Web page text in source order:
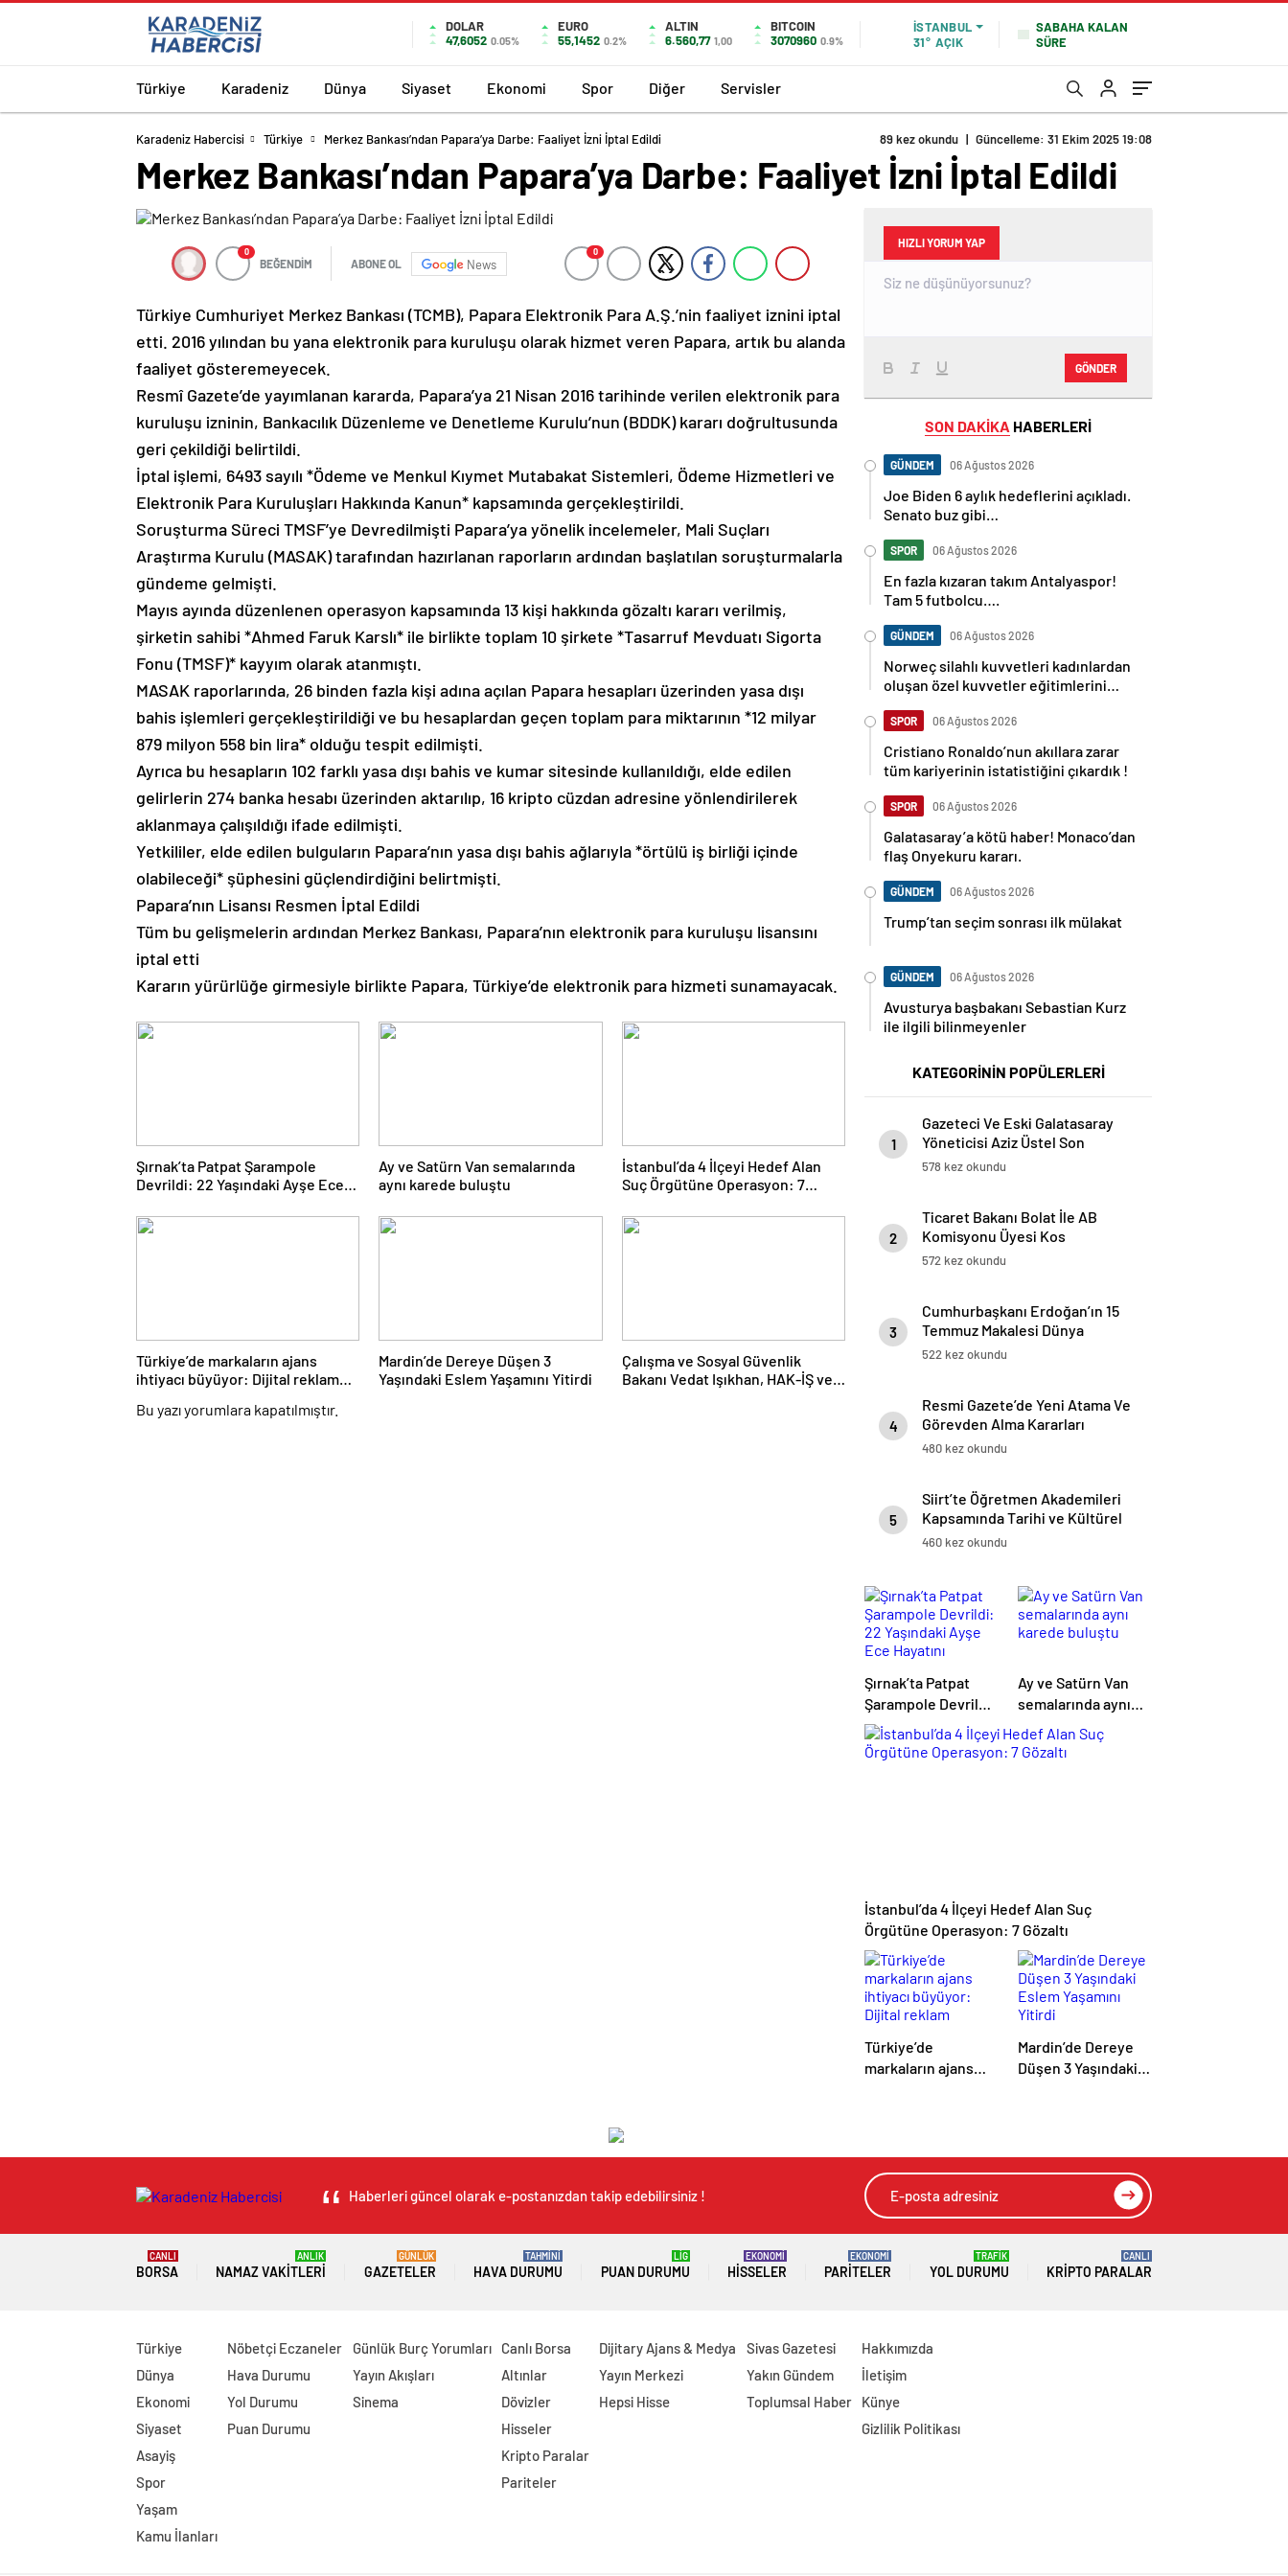
DOLAR
47,6052 0.05%
EURO
55,1452 0.2%
ALTIN
6.560,77 1,00
BITCOIN
3070960 0.9%
İSTANBUL
31° AÇIK
SABAHA KALAN
SÜRE
Türkiye Karadeniz Dünya Siyaset Ekonomi Spor Diğer Servisler
Karadeniz Habercisi Türkiye Merkez Bankası’ndan Papara’ya Darbe: Faaliyet İzni İptal Edildi 89 kez okundu | Güncelleme: 31 Ekim 2025 19:08
Merkez Bankası’ndan Papara’ya Darbe: Faaliyet İzni İptal Edildi
0
BEĞENDİM ABONE OL News
0
Türkiye Cumhuriyet Merkez Bankası (TCMB), Papara Elektronik Para A.Ş.’nin faaliyet iznini iptal
etti. 2016 yılından bu yana elektronik para kuruluşu olarak hizmet veren Papara, artık bu alanda
faaliyet gösteremeyecek.
Resmî Gazete’de yayımlanan kararda, Papara’ya 21 Nisan 2016 tarihinde verilen elektronik para
kuruluşu izninin, Bankacılık Düzenleme ve Denetleme Kurulu’nun (BDDK) kararı doğrultusunda
geri çekildiği belirtildi.
İptal işlemi, 6493 sayılı *Ödeme ve Menkul Kıymet Mutabakat Sistemleri, Ödeme Hizmetleri ve
Elektronik Para Kuruluşları Hakkında Kanun* kapsamında gerçekleştirildi.
Soruşturma Süreci TMSF’ye Devredilmişti Papara’ya yönelik incelemeler, Mali Suçları
Araştırma Kurulu (MASAK) tarafından hazırlanan raporların ardından başlatılan soruşturmalarla
gündeme gelmişti.
Mayıs ayında düzenlenen operasyon kapsamında 13 kişi hakkında gözaltı kararı verilmiş,
şirketin sahibi *Ahmed Faruk Karslı* ile birlikte toplam 10 şirkete *Tasarruf Mevduatı Sigorta
Fonu (TMSF)* kayyım olarak atanmıştı.
MASAK raporlarında, 26 binden fazla kişi adına açılan Papara hesapları üzerinden yasa dışı
bahis işlemleri gerçekleştirildiği ve bu hesaplardan geçen toplam para miktarının *12 milyar
879 milyon 558 bin lira* olduğu tespit edilmişti.
Ayrıca bu hesapların 102 farklı yasa dışı bahis ve kumar sitesinde kullanıldığı, elde edilen
gelirlerin 274 banka hesabı üzerinden aktarılıp, 16 kripto cüzdan adresine yönlendirilerek
aklanmaya çalışıldığı ifade edilmişti.
Yetkililer, elde edilen bulguların Papara’nın yasa dışı bahis ağlarıyla *örtülü iş birliği içinde
olabileceği* şüphesini güçlendirdiğini belirtmişti.
Papara’nın Lisansı Resmen İptal Edildi
Tüm bu gelişmelerin ardından Merkez Bankası, Papara’nın elektronik para kuruluşu lisansını
iptal etti
Kararın yürürlüğe girmesiyle birlikte Papara, Türkiye’de elektronik para hizmeti sunamayacak.
Şırnak’ta Patpat Şarampole
Devrildi: 22 Yaşındaki Ayşe Ece
Ay ve Satürn Van semalarında
aynı karede buluştu
İstanbul’da 4 İlçeyi Hedef Alan
Suç Örgütüne Operasyon: 7
Türkiye’de markaların ajans
ihtiyacı büyüyor: Dijital reklam
Mardin’de Dereye Düşen 3
Yaşındaki Eslem Yaşamını Yitirdi
Çalışma ve Sosyal Güvenlik
Bakanı Vedat Işıkhan, HAK-İŞ ve
Bu yazı yorumlara kapatılmıştır.
HIZLI YORUM YAP
GÖNDER
SON DAKİKA HABERLERİ
GÜNDEM 06 Ağustos 2026
Joe Biden 6 aylık hedeflerini açıkladı.
Senato buz gibi…
SPOR 06 Ağustos 2026
En fazla kızaran takım Antalyaspor!
Tam 5 futbolcu….
GÜNDEM 06 Ağustos 2026
Norweç silahlı kuvvetleri kadınlardan
oluşan özel kuvvetler eğitimlerini
SPOR 06 Ağustos 2026
Cristiano Ronaldo’nun akıllara zarar
tüm kariyerinin istatistiğini çıkardık !
SPOR 06 Ağustos 2026
Galatasaray’a kötü haber! Monaco’dan
flaş Onyekuru kararı.
GÜNDEM 06 Ağustos 2026
Trump’tan seçim sonrası ilk mülakat
GÜNDEM 06 Ağustos 2026
Avusturya başbakanı Sebastian Kurz
ile ilgili bilinmeyenler
KATEGORİNİN POPÜLERLERİ
1
Gazeteci Ve Eski Galatasaray
Yöneticisi Aziz Üstel Son
Yolculuğuna Uğurlandı
578 kez okundu
2
Ticaret Bakanı Bolat İle AB
Komisyonu Üyesi Kos
Brüksel’de Bir Araya Geldi
572 kez okundu
3
Cumhurbaşkanı Erdoğan’ın 15
Temmuz Makalesi Dünya
Basınında Geniş Yer Buldu
522 kez okundu
4
Resmi Gazete’de Yeni Atama Ve
Görevden Alma Kararları
Yayımlandı
480 kez okundu
5
Siirt’te Öğretmen Akademileri
Kapsamında Tarihi ve Kültürel
Miras Gezisi Düzenlendi
460 kez okundu
Şırnak’ta Patpat
Şarampole Devrildi:
22 Yaşındaki Ayşe
Ece Hayatını
Kaybetti, 3 Yaralı
Ay ve Satürn Van
semalarında aynı
karede buluştu
İstanbul’da 4 İlçeyi Hedef Alan Suç
Örgütüne Operasyon: 7 Gözaltı
Türkiye’de
markaların ajans
Mardin’de Dereye
Düşen 3 Yaşındaki
Haberleri güncel olarak e-postanızdan takip edebilirsiniz !
BORSA
CANLI
NAMAZ VAKITLERI
ANLIK
GAZETELER
GÜNLÜK
HAVA DURUMU
TAHMİNİ
PUAN DURUMU
LİG
HISSELER
EKONOMİ
PARITELER
EKONOMİ
YOL DURUMU
TRAFİK
KRIPTO PARALAR
CANLI
Türkiye
Dünya
Ekonomi
Siyaset
Asayiş
Spor
Yaşam
Kamu İlanları
Nöbetçi Eczaneler
Hava Durumu
Yol Durumu
Puan Durumu
Günlük Burç Yorumları
Yayın Akışları
Sinema
Canlı Borsa
Altınlar
Dövizler
Hisseler
Kripto Paralar
Pariteler
Dijitary Ajans & Medya
Yayın Merkezi
Hepsi Hisse
Sivas Gazetesi
Yakın Gündem
Toplumsal Haber
Hakkımızda
İletişim
Künye
Gizlilik Politikası